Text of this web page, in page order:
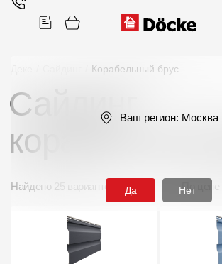
Поиск
Продукция
Фасадные материалы
Корабельный брус
Сайдинг
корабельный
Найдено 25 вариантов По цене
Ваш регион: Москва
Да Нет